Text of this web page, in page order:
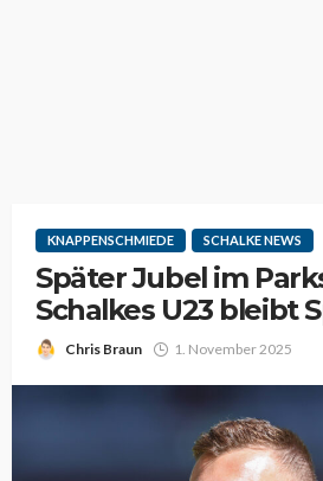
KNAPPENSCHMIEDE SCHALKE NEWS
Später Jubel im
Schalkes U23 bleibt
Chris Braun 1. November 2025